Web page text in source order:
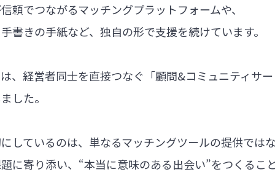
頼でつながるマッチングプラットフォームや、
書きの手紙など、独自の形で支援を続けています。
、経営者同士を直接つなぐ「顧問&コミュニティサ
した。
しているのは、単なるマッチングツールの提供では
に寄り添い、“本当に意味のある出会い”をつくるこ